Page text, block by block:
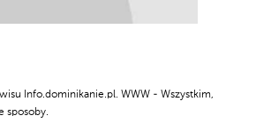
Info.dominikanie.pl. WWW - Wszystkim,
sposoby.